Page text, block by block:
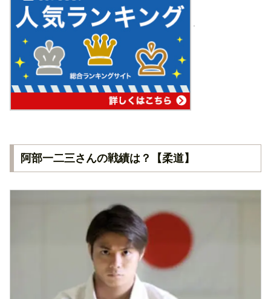
阿部一二三さんの戦績は？【柔道】